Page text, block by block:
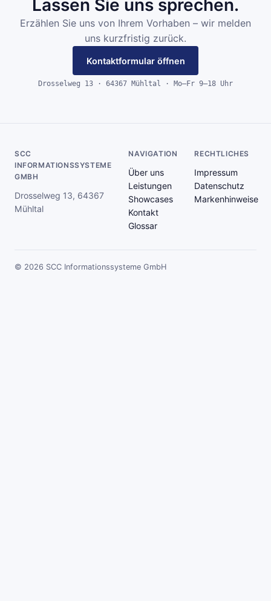
Lassen Sie uns sprechen.
Erzählen Sie uns von Ihrem Vorhaben – wir melden
uns kurzfristig zurück.
Kontaktformular öffnen
Drosselweg 13 · 64367 Mühltal · Mo–Fr 9–18 Uhr
SCC
INFORMATIONSSYSTEME
GMBH
Drosselweg 13, 64367
Mühltal
NAVIGATION
Über uns
Leistungen
Showcases
Kontakt
Glossar
RECHTLICHES
Impressum
Datenschutz
Markenhinweise
© 2026 SCC Informationssysteme GmbH